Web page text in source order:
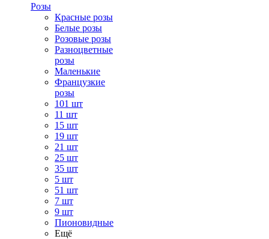
Розы
Красные розы
Белые розы
Розовые розы
Разноцветные
розы
Маленькие
Французкие
розы
101 шт
11 шт
15 шт
19 шт
21 шт
25 шт
35 шт
5 шт
51 шт
7 шт
9 шт
Пионовидные
Ещё